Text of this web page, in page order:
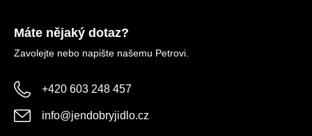
Máte nějaký dotaz?
Zavolejte nebo napište našemu Petrovi.
+420 603 248 457
info@jendobryjidlo.cz